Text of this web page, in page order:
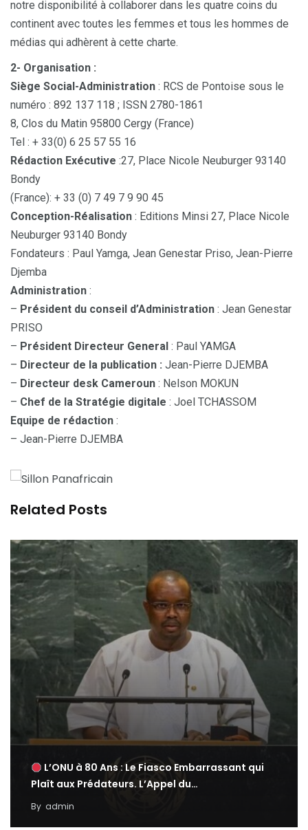
notre disponibilité à collaborer dans les quatre coins du
continent avec toutes les femmes et tous les hommes de
médias qui adhèrent à cette charte.
2- Organisation :
Siège Social-Administration : RCS de Pontoise sous le
numéro : 892 137 118 ; ISSN 2780-1861
8, Clos du Matin 95800 Cergy (France)
Tel : + 33(0) 6 25 57 55 16
Rédaction Exécutive :27, Place Nicole Neuburger 93140
Bondy
(France): + 33 (0) 7 49 7 9 90 45
Conception-Réalisation : Editions Minsi 27, Place Nicole
Neuburger 93140 Bondy
Fondateurs : Paul Yamga, Jean Genestar Priso, Jean-Pierre
Djemba
Administration :
– Président du conseil d’Administration : Jean Genestar
PRISO
– Président Directeur General : Paul YAMGA
– Directeur de la publication : Jean-Pierre DJEMBA
– Directeur desk Cameroun : Nelson MOKUN
– Chef de la Stratégie digitale : Joel TCHASSOM
Equipe de rédaction :
– Jean-Pierre DJEMBA
Related Posts
L’ONU à 80 Ans : Le Fiasco Embarrassant qui
Plaît aux Prédateurs. L’Appel du…
By admin